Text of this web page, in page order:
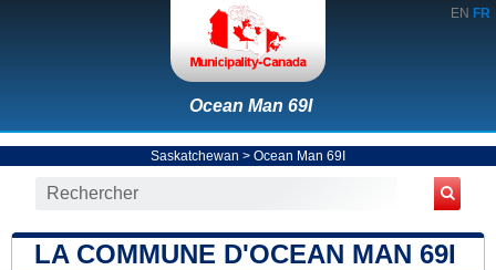
EN FR
Ocean Man 69I
Saskatchewan > Ocean Man 69I
LA COMMUNE D'OCEAN MAN 69I